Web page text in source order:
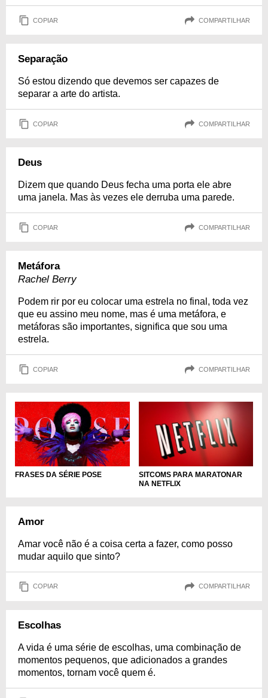
COPIAR COMPARTILHAR
Separação
Só estou dizendo que devemos ser capazes de
separar a arte do artista.
COPIAR COMPARTILHAR
Deus
Dizem que quando Deus fecha uma porta ele abre
uma janela. Mas às vezes ele derruba uma parede.
COPIAR COMPARTILHAR
Metáfora
Rachel Berry
Podem rir por eu colocar uma estrela no final, toda vez
que eu assino meu nome, mas é uma metáfora, e
metáforas são importantes, significa que sou uma
estrela.
COPIAR COMPARTILHAR
FRASES DA SÉRIE POSE
SITCOMS PARA MARATONAR
NA NETFLIX
Amor
Amar você não é a coisa certa a fazer, como posso
mudar aquilo que sinto?
COPIAR COMPARTILHAR
Escolhas
A vida é uma série de escolhas, uma combinação de
momentos pequenos, que adicionados a grandes
momentos, tornam você quem é.